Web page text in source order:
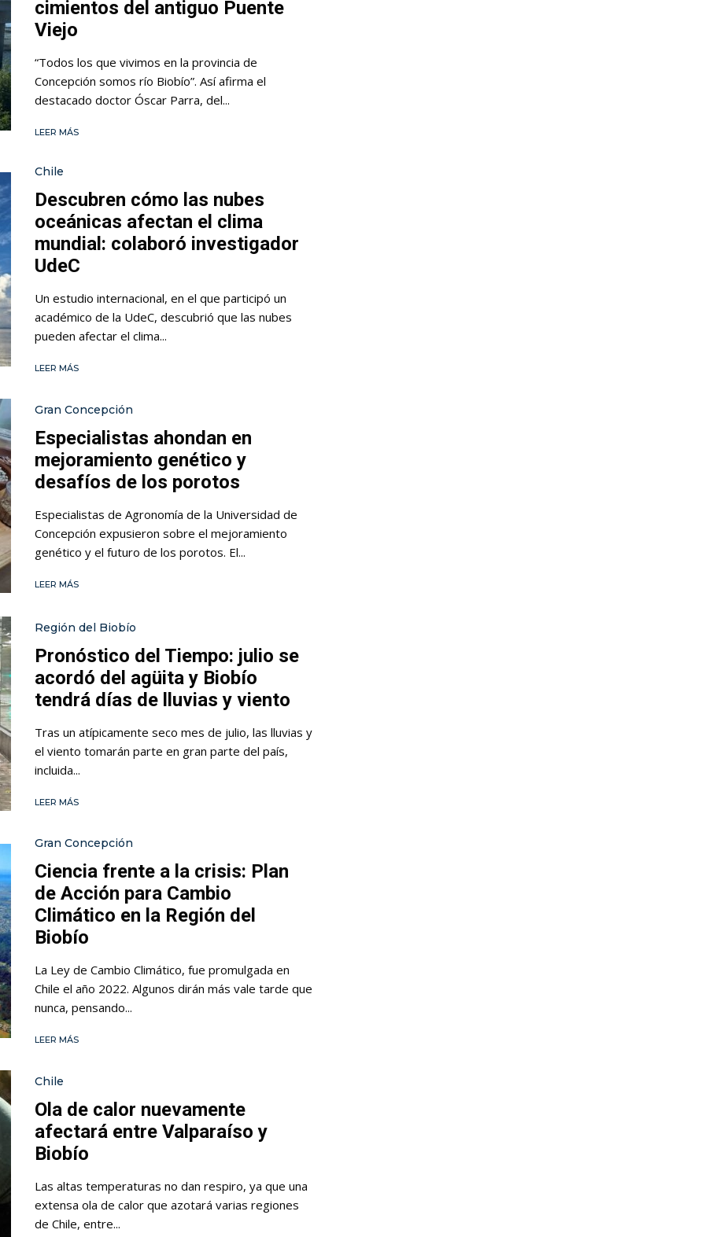
cimientos del antiguo Puente
Viejo
“Todos los que vivimos en la provincia de
Concepción somos río Biobío”. Así afirma el
destacado doctor Óscar Parra, del...
LEER MÁS
Chile
Descubren cómo las nubes
oceánicas afectan el clima
mundial: colaboró investigador
UdeC
Un estudio internacional, en el que participó un
académico de la UdeC, descubrió que las nubes
pueden afectar el clima...
LEER MÁS
Gran Concepción
Especialistas ahondan en
mejoramiento genético y
desafíos de los porotos
Especialistas de Agronomía de la Universidad de
Concepción expusieron sobre el mejoramiento
genético y el futuro de los porotos. El...
LEER MÁS
Región del Biobío
Pronóstico del Tiempo: julio se
acordó del agüita y Biobío
tendrá días de lluvias y viento
Tras un atípicamente seco mes de julio, las lluvias y
el viento tomarán parte en gran parte del país,
incluida...
LEER MÁS
Gran Concepción
Ciencia frente a la crisis: Plan
de Acción para Cambio
Climático en la Región del
Biobío
La Ley de Cambio Climático, fue promulgada en
Chile el año 2022. Algunos dirán más vale tarde que
nunca, pensando...
LEER MÁS
Chile
Ola de calor nuevamente
afectará entre Valparaíso y
Biobío
Las altas temperaturas no dan respiro, ya que una
extensa ola de calor que azotará varias regiones
de Chile, entre...